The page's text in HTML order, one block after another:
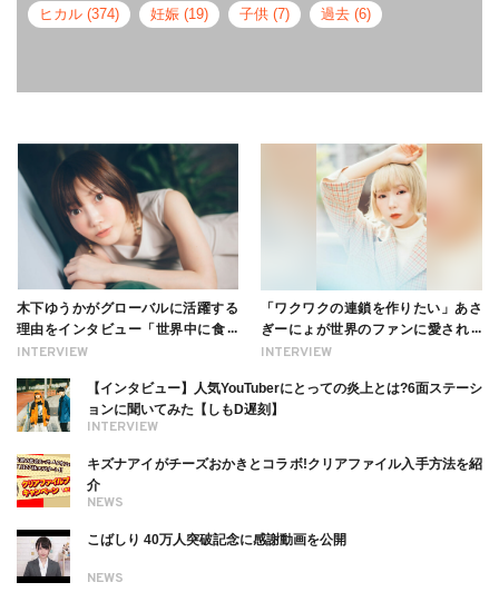
ヒカル (374) 妊娠 (19) 子供 (7) 過去 (6)
INTERVIEW
木下ゆうかがグローバルに活躍する
理由をインタビュー「世界中に食べ
る幸せを伝えたい」新事務所加入に
INTERVIEW
「ワクワクの連鎖を作りたい」あさ
ぎーにょが世界のファンに愛される
理由【インタビュー】
INTERVIEW
【インタビュー】人気YouTuberにとっての炎上とは?6面ステーシ
ョンに聞いてみた【しもD遅刻】
NEWS
キズナアイがチーズおかきとコラボ!クリアファイル入手方法を紹
介
NEWS
こばしり 40万人突破記念に感謝動画を公開